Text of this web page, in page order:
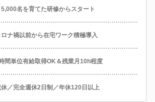
5,000名を育てた研修からスタート
ロナ禍以前から在宅ワーク積極導入
間単位有給取得OK＆残業月10h程度
／完全週休2日制／年休120日以上